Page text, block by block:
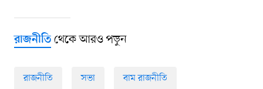
রাজনীতিথেকে আরও পড়ুন
রাজনীতি সভা বাম রাজনীতি